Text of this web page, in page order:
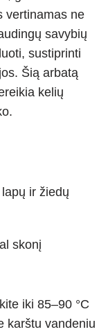
vertinamas ne
savybių
sustiprinti
Šią arbatą
kelių
ir žiedų
skonį
iki 85–90 °C
karštu vandeniu